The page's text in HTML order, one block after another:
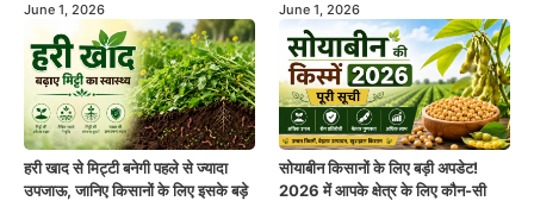
June 1, 2026 June 1, 2026
हरी खाद से मिट्टी बनेगी पहले से ज्यादा
उपजाऊ, जानिए किसानों के लिए इसके बड़े
सोयाबीन किसानों के लिए बड़ी अपडेट!
2026 में आपके क्षेत्र के लिए कौन-सी